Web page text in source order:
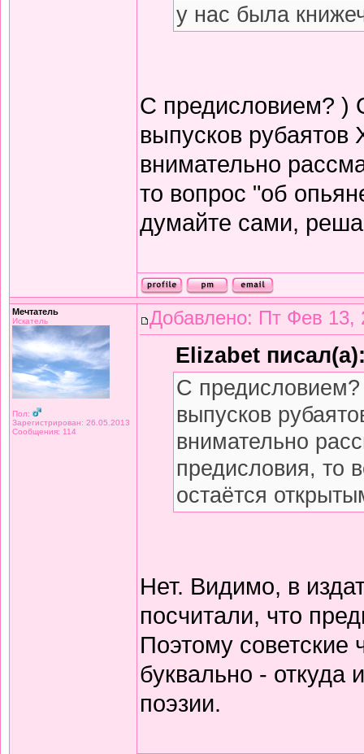
у нас была
С предисловием? )
выпусков рубаятов
внимательно
то вопрос "об
думайте сами,
Мечтатель
Искатель
Пол:
Зарегистрирован: 26.05.2013
Сообщения: 114
Добавлено: Пт Фев 13,
Elizabet
С
выпусков
внимательно
предисловия, то
остаётся
Нет. Видимо, в
посчитали, что
Поэтому советские
буквально -
поэзии.